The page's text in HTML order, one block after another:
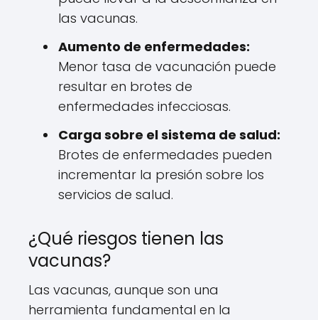
las vacunas.
Aumento de enfermedades:
Menor tasa de vacunación puede
resultar en brotes de
enfermedades infecciosas.
Carga sobre el sistema de salud:
Brotes de enfermedades pueden
incrementar la presión sobre los
servicios de salud.
¿Qué riesgos tienen las
vacunas?
Las vacunas, aunque son una
herramienta fundamental en la